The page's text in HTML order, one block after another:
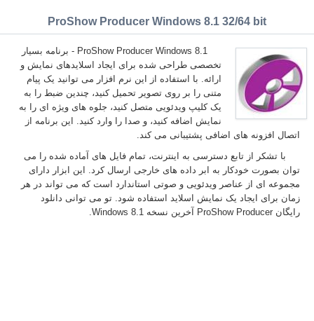
ProShow Producer Windows 8.1 32/64 bit
ProShow Producer Windows 8.1 - برنامه بسیار
تخصصی طراحی شده برای ایجاد اسلایدهای نمایش و
ارائه. با استفاده از این نرم افزار می توانید یک پیام
متنی را بر روی تصویر تحمیل کنید، چندین ضبط را به
یک کلیپ ویدئویی متصل کنید، جلوه های ویژه ای را به
نمایش اضافه کنید، و صدا را وارد کنید. این برنامه از
اتصال افزونه های اضافی پشتیبانی می کند.
با تشکر از تابع دسترسی به اینترنت، تمام فایل های آماده شده را می
توان بصورت خودکار به ابر داده های خارجی ارسال کرد. این ابزار دارای
مجموعه ای از عناصر ویدئویی و صوتی استاندارد است که می تواند در هر
زمان برای ایجاد یک نمایش اسلاید استفاده شود. تو می توانی دانلود
رایگان ProShow Producer آخرین نسخه Windows 8.1.